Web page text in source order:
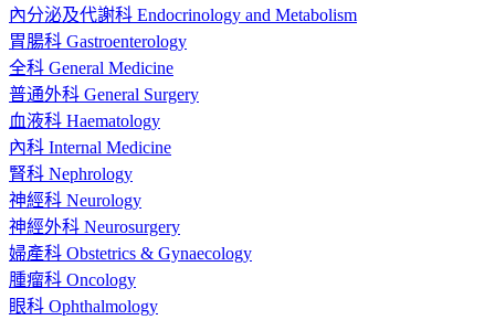
內分泌及代謝科 Endocrinology and Metabolism
胃腸科 Gastroenterology
全科 General Medicine
普通外科 General Surgery
血液科 Haematology
內科 Internal Medicine
腎科 Nephrology
神經科 Neurology
神經外科 Neurosurgery
婦產科 Obstetrics & Gynaecology
腫瘤科 Oncology
眼科 Ophthalmology